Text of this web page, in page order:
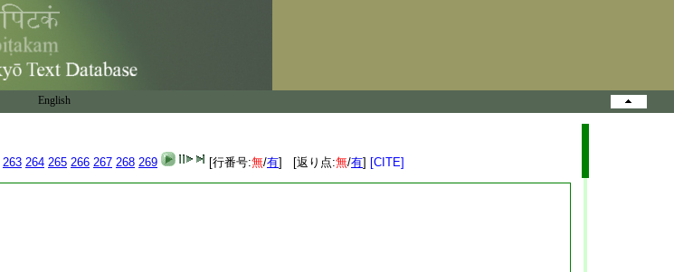
English
263 264 265 266 267 268 269 [行番号:無/有] [返り点:無/有] [CITE]